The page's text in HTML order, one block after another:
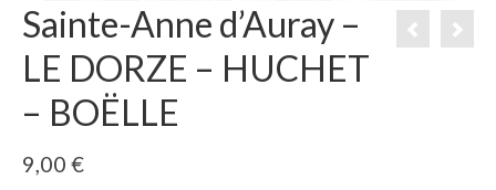
Sainte-Anne d’Auray –
LE DORZE – HUCHET
– BOËLLE
9,00 €